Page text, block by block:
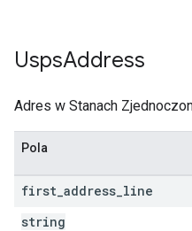
UspsAddress
Adres w Stanach
Pola
first address line
string